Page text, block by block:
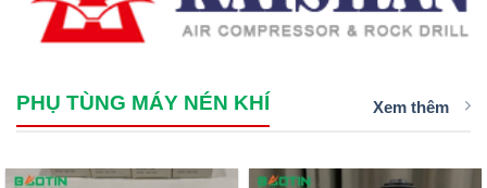
PHỤ TÙNG MÁY NÉN KHÍ Xem thêm